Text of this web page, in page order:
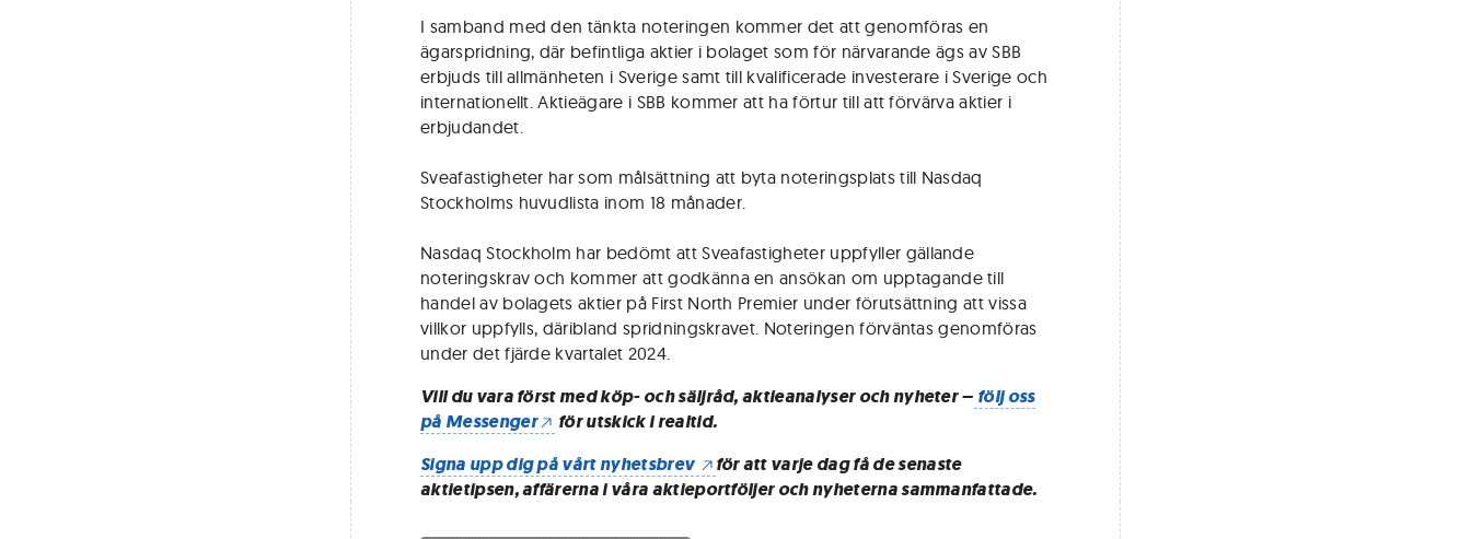
I samband med den tänkta noteringen kommer det att genomföras en
ägarspridning, där befintliga aktier i bolaget som för närvarande ägs av SBB
erbjuds till allmänheten i Sverige samt till kvalificerade investerare i Sverige och
internationellt. Aktieägare i SBB kommer att ha förtur till att förvärva aktier i
erbjudandet.
Sveafastigheter har som målsättning att byta noteringsplats till Nasdaq
Stockholms huvudlista inom 18 månader.
Nasdaq Stockholm har bedömt att Sveafastigheter uppfyller gällande
noteringskrav och kommer att godkänna en ansökan om upptagande till
handel av bolagets aktier på First North Premier under förutsättning att vissa
villkor uppfylls, däribland spridningskravet. Noteringen förväntas genomföras
under det fjärde kvartalet 2024.
Vill du vara först med köp- och säljråd, aktieanalyser och nyheter – följ oss
på Messenger
för utskick i realtid.
Signa upp dig på vårt nyhetsbrev
för att varje dag få de senaste
aktietipsen, affärerna i våra aktieportföljer och nyheterna sammanfattade.